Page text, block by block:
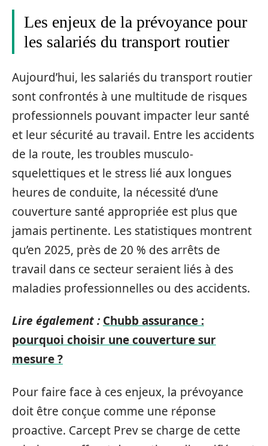
Les enjeux de la prévoyance pour
les salariés du transport routier
Aujourd’hui, les salariés du transport routier
sont confrontés à une multitude de risques
professionnels pouvant impacter leur santé
et leur sécurité au travail. Entre les accidents
de la route, les troubles musculo-
squelettiques et le stress lié aux longues
heures de conduite, la nécessité d’une
couverture santé appropriée est plus que
jamais pertinente. Les statistiques montrent
qu’en 2025, près de 20 % des arrêts de
travail dans ce secteur seraient liés à des
maladies professionnelles ou des accidents.
Lire également : Chubb assurance :
pourquoi choisir une couverture sur
mesure ?
Pour faire face à ces enjeux, la prévoyance
doit être conçue comme une réponse
proactive. Carcept Prev se charge de cette